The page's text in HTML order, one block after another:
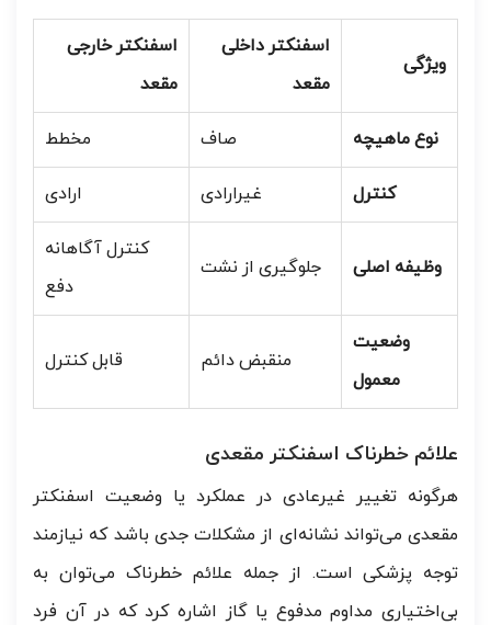
ویژگی
اسفنکتر داخلی
مقعد
اسفنکتر خارجی
مقعد
نوع ماهیچه صاف مخطط
کنترل غیرارادی ارادی
وظیفه اصلی جلوگیری از نشت
کنترل آگاهانه
دفع
وضعیت
معمول
منقبض دائم قابل کنترل
علائم خطرناک اسفنکتر مقعدی
هرگونه تغییر غیرعادی در عملکرد یا وضعیت اسفنکتر
مقعدی می‌تواند نشانه‌ای از مشکلات جدی باشد که نیازمند
توجه پزشکی است. از جمله علائم خطرناک می‌توان به
بی‌اختیاری مداوم مدفوع یا گاز اشاره کرد که در آن فرد